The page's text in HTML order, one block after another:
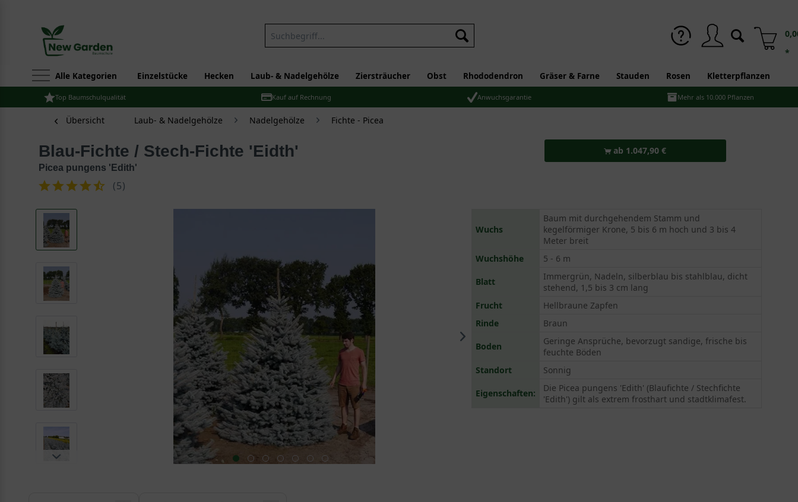
*
Alle Kategorien Einzelstücke Hecken Laub- & Nadelgehölze Ziersträucher Obst Rhododendron Gräser & Farne Stauden Rosen Kletterpflanzen
Top Baumschulqualität Kauf auf Rechnung Anwuchsgarantie Mehr als 10.000 Pflanzen
Übersicht Laub- & Nadelgehölze Nadelgehölze Fichte - Picea
Blau-Fichte / Stech-Fichte 'Eidth'
Picea pungens 'Edith'
(5)
ab 1.047,90 €
Wuchs
Baum mit durchgehendem Stamm und
kegelförmiger Krone, 5 bis 6 m hoch und 3 bis 4
Meter breit
Wuchshöhe
5 - 6 m
Blatt
Immergrün, Nadeln, silberblau bis stahlblau, dicht
stehend, 1,5 bis 3 cm lang
Frucht
Hellbraune Zapfen
Rinde
Braun
Boden
Geringe Ansprüche, bevorzugt sandige, frische bis
feuchte Böden
Standort
Sonnig
Eigenschaften:
Die Picea pungens 'Edith' (Blaufichte / Stechfichte
'Edith') gilt als extrem frosthart und stadtklimafest.